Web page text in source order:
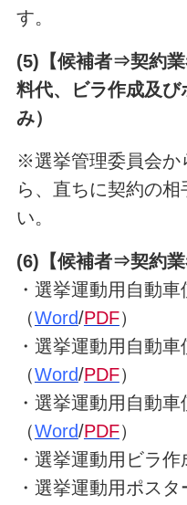
す。
(5)【候補者⇒契約
料代、ビラ作成及
み）
※選挙管理委員会か
ら、直ちに契約の
い。
(6)【候補者⇒契約
・選挙運動用自動車
（Word/PDF）
・選挙運動用自動車
（Word/PDF）
・選挙運動用自動車
（Word/PDF）
・選挙運動用ビラ作
・選挙運動用ポス